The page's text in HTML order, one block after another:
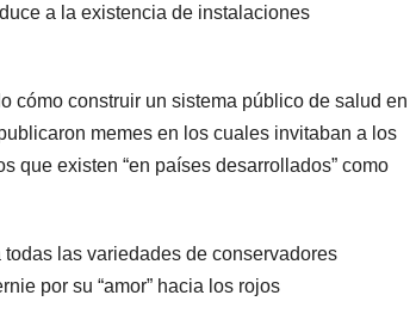
a la existencia de instalaciones
cómo construir un sistema público de salud en
memes en los cuales invitaban a los
que existen “en países desarrollados” como
las variedades de conservadores
por su “amor” hacia los rojos